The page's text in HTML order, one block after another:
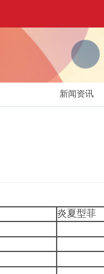
新闻资讯
炎夏型菲